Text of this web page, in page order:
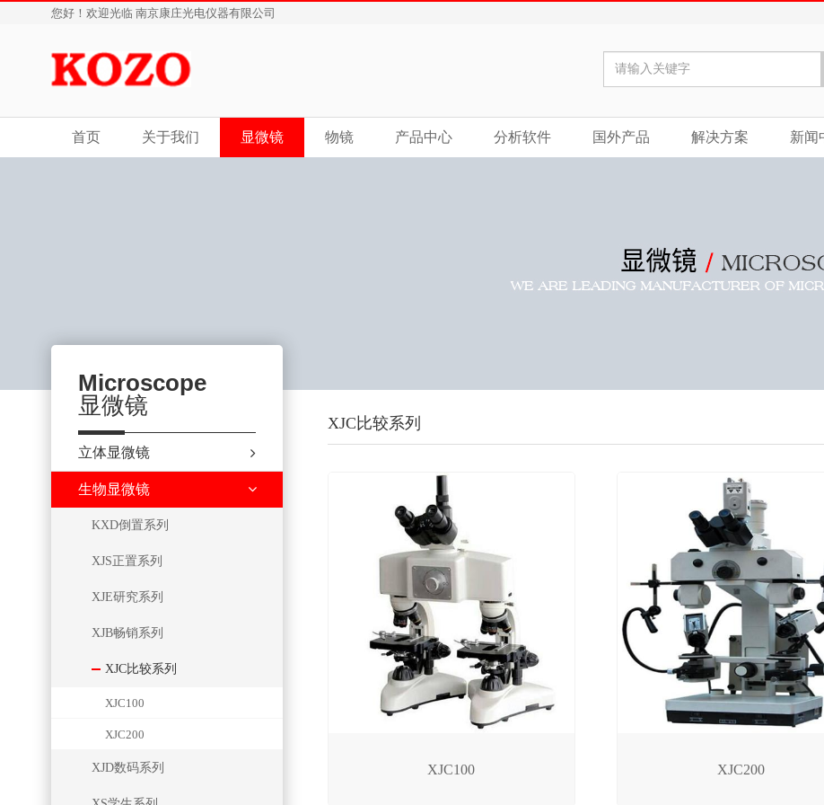
您好！欢迎光临 南京康庄光电仪器有限公司
首页 关于我们 显微镜 物镜 产品中心 分析软件 国外产品 解决方案 新闻
Microscope
显微镜
立体显微镜
生物显微镜
KXD倒置系列
XJS正置系列
XJE研究系列
XJB畅销系列
XJC比较系列
XJC100
XJC200
XJD数码系列
XJC比较系列
XJC100 XJC200